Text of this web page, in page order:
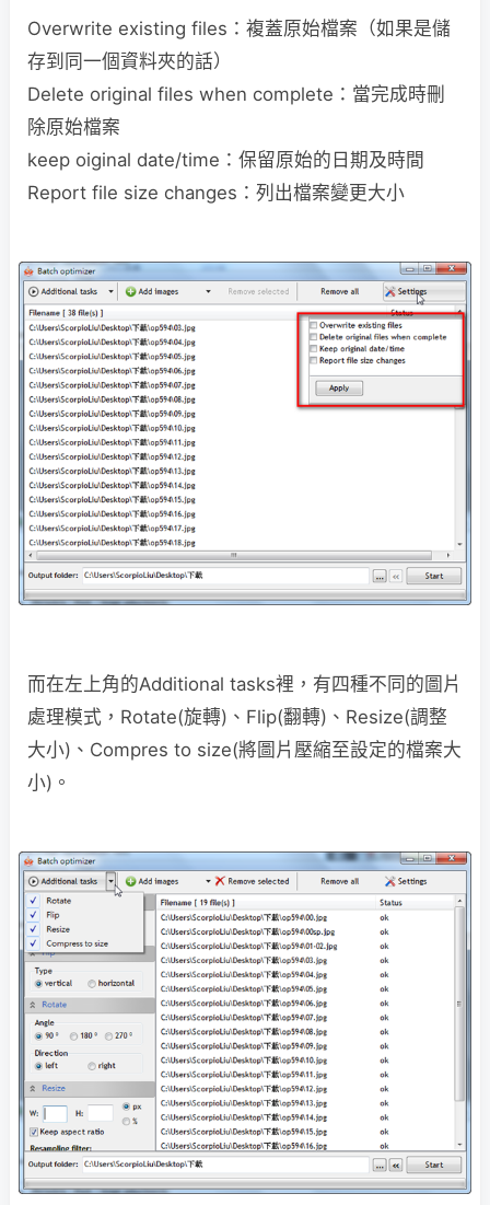
Overwrite existing files：複蓋原始檔案（如果是儲
存到同一個資料夾的話）
Delete original files when complete：當完成時刪
除原始檔案
keep oiginal date/time：保留原始的日期及時間
Report file size changes：列出檔案變更大小
而在左上角的Additional tasks裡，有四種不同的圖片
處理模式，Rotate(旋轉)、Flip(翻轉)、Resize(調整
大小)、Compres to size(將圖片壓縮至設定的檔案大
小)。